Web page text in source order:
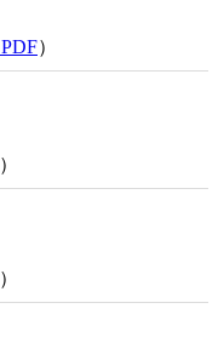
PDF）
）
）